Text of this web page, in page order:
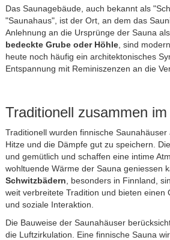
Das Saunagebäude, auch bekannt als
"Saunahaus", ist der Ort, an dem das
Anlehnung an die Ursprünge der Sauna als
bedeckte Grube oder Höhle, sind
heute noch häufig ein architektonisches
Entspannung mit Reminiszenzen an die
Traditionell zusammen
Traditionell wurden finnische
Hitze und die Dämpfe gut zu speichern.
und gemütlich und schaffen eine intime
wohltuende Wärme der Sauna geniessen
Schwitzbädern , besonders in Finnland,
weit verbreitete Tradition und bieten einen
und soziale Interaktion.
Die Bauweise der Saunahäuser
die Luftzirkulation. Eine finnische Sauna